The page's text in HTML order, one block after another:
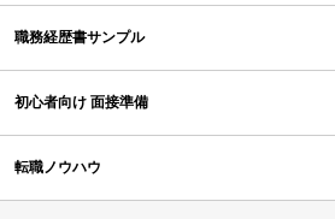
職務経歴書サンプル
初心者向け 面接準備
転職ノウハウ